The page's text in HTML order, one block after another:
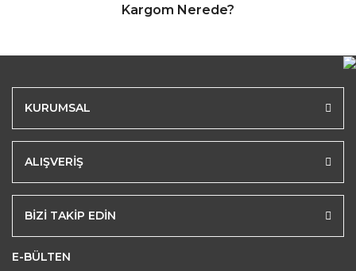
Kargom Nerede?
KURUMSAL
ALIŞVERİŞ
BİZİ TAKİP EDİN
E-BÜLTEN